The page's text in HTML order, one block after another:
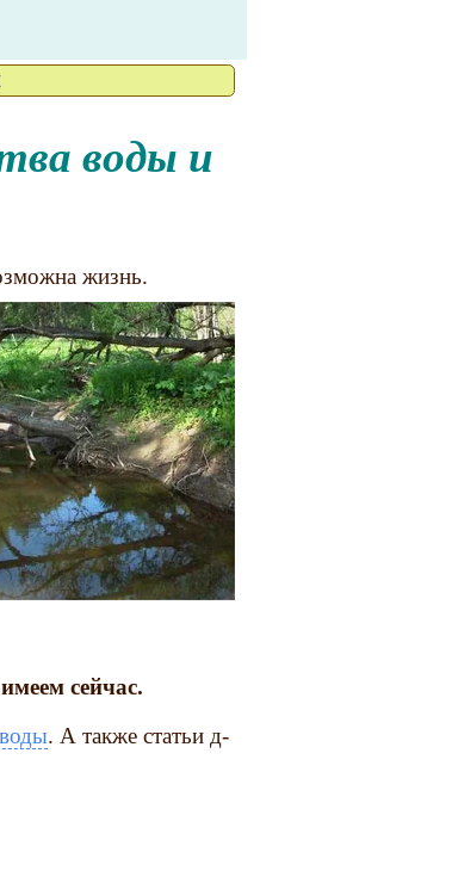
жизнь.
сейчас.
. А также статьи д-